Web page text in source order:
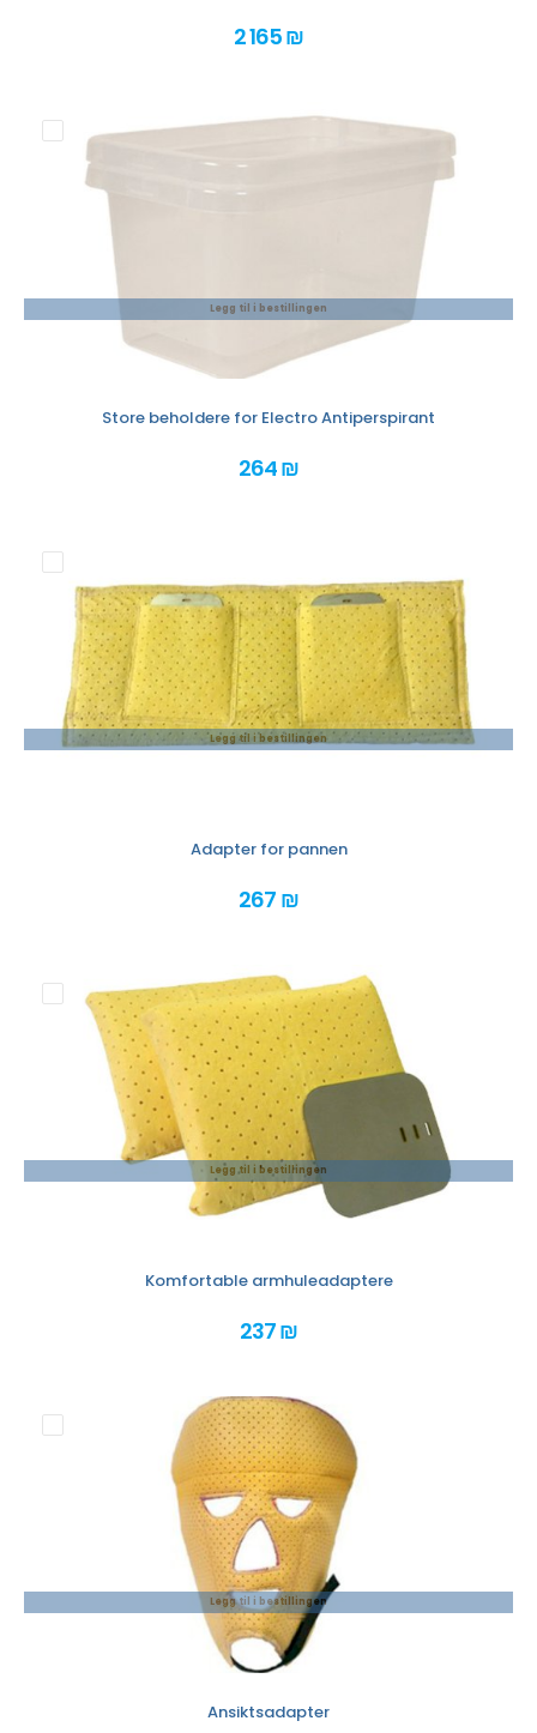
2 165 ₪
Legg til i bestillingen
Store beholdere for Electro Antiperspirant
264 ₪
Legg til i bestillingen
Adapter for pannen
267 ₪
Legg til i bestillingen
Komfortable armhuleadaptere
237 ₪
Legg til i bestillingen
Ansiktsadapter